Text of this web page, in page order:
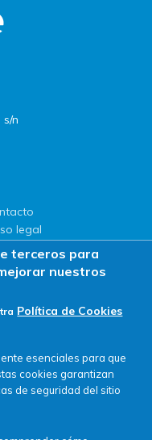
n
legal
de privacidad
de Cookies
en tienda
terceros para
nuestros
Política de Cookies
esenciales para que
cookies garantizan
de seguridad del sitio